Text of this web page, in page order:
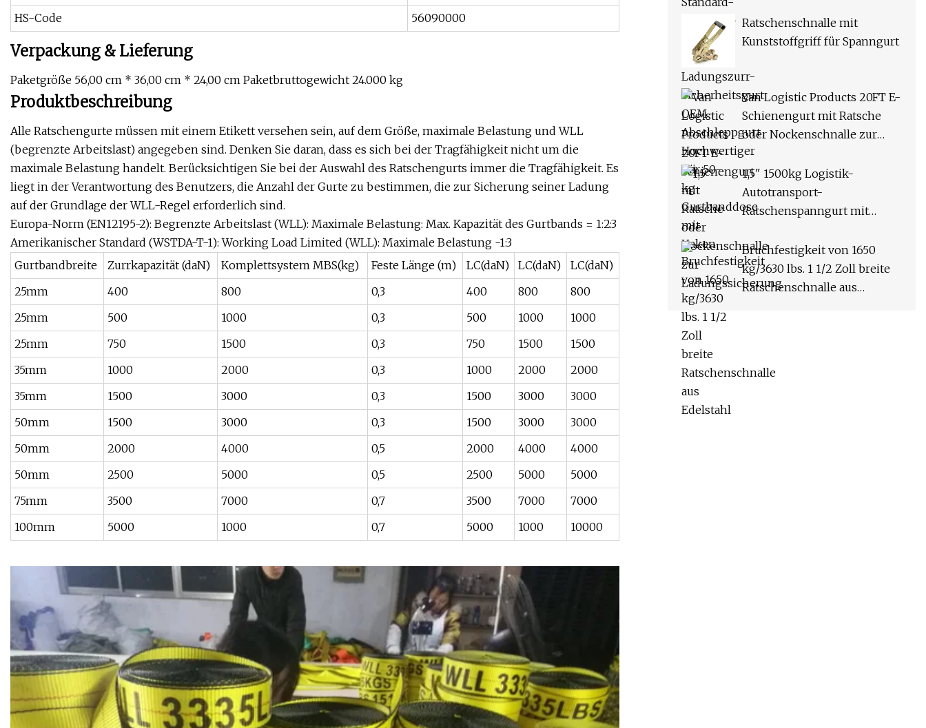
HS-Code
56090000
Verpackung & Lieferung
Paketgröße 56,00 cm * 36,00 cm * 24,00 cm Paketbruttogewicht 24.000 kg
Produktbeschreibung
Alle Ratschengurte müssen mit einem Etikett versehen sein, auf dem Größe, maximale Belastung und WLL
(begrenzte Arbeitslast) angegeben sind. Denken Sie daran, dass es sich bei der Tragfähigkeit nicht um die
maximale Belastung handelt. Berücksichtigen Sie bei der Auswahl des Ratschengurts immer die Tragfähigkeit. Es
liegt in der Verantwortung des Benutzers, die Anzahl der Gurte zu bestimmen, die zur Sicherung seiner Ladung
auf der Grundlage der WLL-Regel erforderlich sind.
Europa-Norm (EN12195-2): Begrenzte Arbeitslast (WLL): Maximale Belastung: Max. Kapazität des Gurtbands = 1:2:3
Amerikanischer Standard (WSTDA-T-1): Working Load Limited (WLL): Maximale Belastung -1:3
Gurtbandbreite
Zurrkapazität (daN) Komplettsystem MBS(kg) Feste Länge (m) LC(daN) LC(daN)
LC(daN)
25mm
400 800 0,3 400 800
800
25mm
500 1000 0,3 500 1000
1000
25mm
750 1500 0,3 750 1500
1500
35mm
1000 2000 0,3 1000 2000
2000
35mm
1500 3000 0,3 1500 3000
3000
50mm
1500 3000 0,3 1500 3000
3000
50mm
2000 4000 0,5 2000 4000
4000
50mm
2500 5000 0,5 2500 5000
5000
75mm
3500 7000 0,7 3500 7000
7000
100mm
5000 1000 0,7 5000 1000 10000
Abschleppgurt Hochwertiger
Bär 50-kg-Gurtbanddose mit
Ratschenschnalle mit
Kunststoffgriff für Spanngurt
Van Logistic Products 20FT E-
Schienengurt mit Ratsche
oder Nockenschnalle zur
Ladungssicherung
1,5" 1500kg Logistik-
Autotransport-
Ratschenspanngurt mit
Bruchfestigkeit von 1650
kg/3630 lbs. 1 1/2 Zoll breite
Ratschenschnalle aus